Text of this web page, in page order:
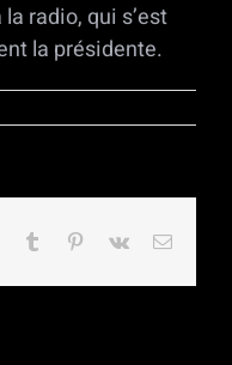
radio, qui s’est
la présidente.
WhatsApp
Tumblr Pinterest
Vk Email